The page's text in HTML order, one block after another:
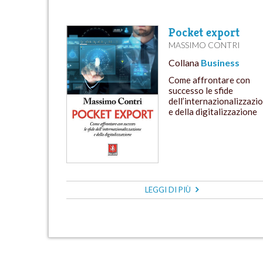
Pocket export
MASSIMO CONTRI
Collana Business
Come affrontare con
successo le sfide
e della digitalizzazione
LEGGI DI PIÙ